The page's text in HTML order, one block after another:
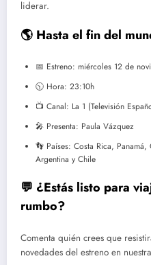
liderar.
🌎 Hasta el fin del
📅 Estreno: miércoles 12 de
🕥 Hora: 23:10h
📺 Canal: La 1 (Televisión
🎤 Presenta: Paula Vázquez
👣 Países: Costa Rica,
Argentina y Chile
💬 ¿Estás listo para
rumbo?
Comenta quién crees que
novedades del estreno en